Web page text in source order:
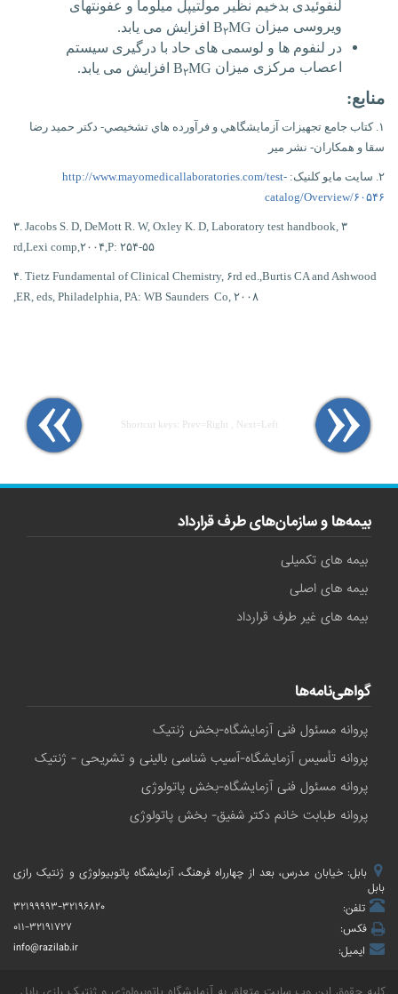
لنفوئیدی بدخیم نظیر مولتیپل میلوما و عفونتهای
ویروسی میزان
B۲MG
افزایش می یابد.
در لنفوم ها و لوسمی های حاد با درگیری سیستم
اعصاب مرکزی میزان B۲MG افزایش می یابد.
منابع:
۱. کتاب جامع تجهيزات آزمايشگاهي و فرآورده هاي تشخيصي- دکتر حميد رضا
سقا و همکاران- نشر مير
۲. سايت مايو کلنيک:
http://www.mayomedicallaboratories.com/test-
catalog/Overview/۶۰۵۴۶
۳. Jacobs S. D, DeMott R. W, Oxley K. D, Laboratory test handbook, ۳
rd,Lexi comp,۲۰۰۴,P: ۲۵۴-۵۵
۴. Tietz Fundamental of Clinical Chemistry, ۶rd ed.,Burtis CA and Ashwood
ER, eds, Philadelphia, PA: WB Saunders Co, ۲۰۰۸,
Shortcut keys: Prev=Right , Next=Left
بیمه‌ها و سازمان‌های طرف قرارداد
بیمه های تکمیلی
بیمه های اصلی
بیمه های غیر طرف قرارداد
گواهی‌نامه‌ها
پروانه مسئول فنی آزمایشگاه-بخش ژنتیک
پروانه تأسیس آزمایشگاه-آسیب شناسی بالینی و تشریحی - ژنتیک
پروانه مسئول فنی آزمایشگاه-بخش پاتولوژی
پروانه طبابت خانم دکتر شفیق- بخش پاتولوژی
بابل: خیابان مدرس، بعد از چهارراه فرهنگ، آزمایشگاه پاتوبیولوژی و ژنتیک رازی
بابل
تلفن:
۳۲۱۹۹۹۹۳-۳۲۱۹۶۸۲۰
فکس:
۰۱۱-۳۲۱۹۱۷۲۷
ایمیل:
info@razilab.ir